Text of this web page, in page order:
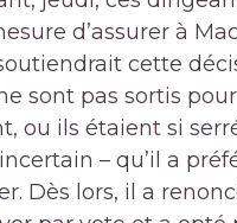
d’assurer à
cette
sont pas sortis
ou ils étaient si
– qu’il a
Dès lors, il a